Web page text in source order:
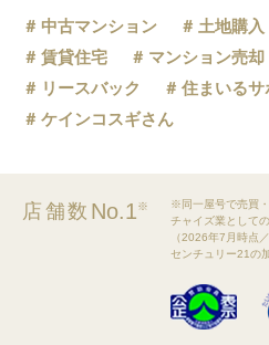
中古マンション
土地購入
賃貸住宅
マンション売却
リースバック
住まいるサ
ケインコスギさん
店舗数 No.1※
※同一屋号で売買
チャイズ業として
（2026年7月時点
センチュリー21の